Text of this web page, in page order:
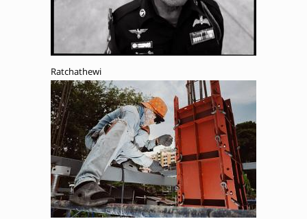
Ratchathewi